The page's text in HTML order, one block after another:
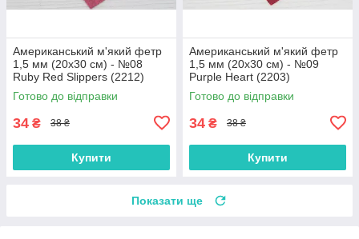
Американський м'який фетр
1,5 мм (20х30 см) - №08
Ruby Red Slippers (2212)
Готово до відправки
34 ₴ 38 ₴
Купити
Американський м'який фетр
1,5 мм (20х30 см) - №09
Purple Heart (2203)
Готово до відправки
34 ₴ 38 ₴
Купити
Показати ще